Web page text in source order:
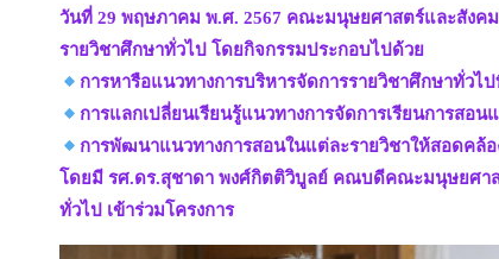
วันที่ 29 พฤษภาคม พ.ศ. 2567 คณะมนุษยศาสตร์และสังค
รายวิชาศึกษาทั่วไป โดยกิจกรรมประกอบไปด้วย
การหารือแนวทางการบริหารจัดการรายวิชาศึกษาทั่
การแลกเปลี่ยนเรียนรู้แนวทางการจัดการเรียนการสอน
การพัฒนาแนวทางการสอนในแต่ละรายวิชาให้สอดคล้
โดยมี รศ.ดร.สุชาดา พงศ์กิตติวิบูลย์ คณบดีคณะมนุษยศา
ทั่วไป เข้าร่วมโครงการ